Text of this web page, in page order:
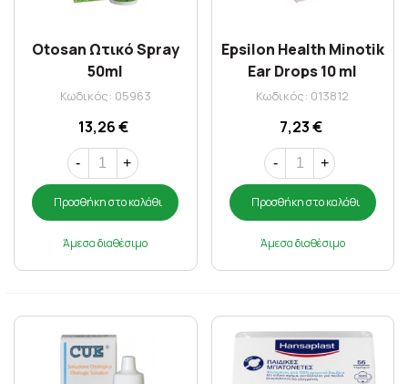
Otosan Ωτικό Spray
50ml
Κωδικός: 05963
13,26 €
- +
Προσθήκη στο καλάθι
Άμεσα διαθέσιμο
Epsilon Health Minotik
Ear Drops 10 ml
Κωδικός: 013812
7,23 €
- +
Προσθήκη στο καλάθι
Άμεσα διαθέσιμο